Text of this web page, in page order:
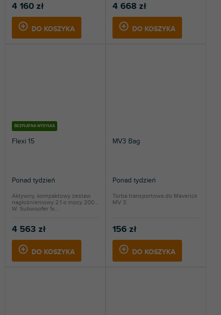
4 160 zł
DO KOSZYKA
4 668 zł
DO KOSZYKA
BEZPŁATNA WYSYŁKA
Flexi 15
Ponad tydzień
4 563 zł
DO KOSZYKA
Aktywny, kompaktowy zestaw
nagłośnieniowy 2.1 o mocy 2000
W. Subwoofer 1x...
MV3 Bag
Ponad tydzień
156 zł
DO KOSZYKA
Torba transportowa do Maverick
MV 3.